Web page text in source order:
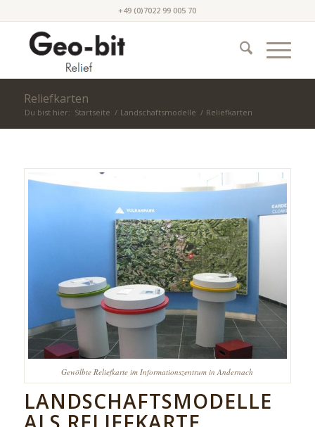
+49 (0)7022 99 005 70
Reliefkarten
Du bist hier: Startseite / Landschaftsmodelle / Reliefkarten
Gewölbte Reliefkarte im Informationszentrum in Andernach
LANDSCHAFTSMODELLE